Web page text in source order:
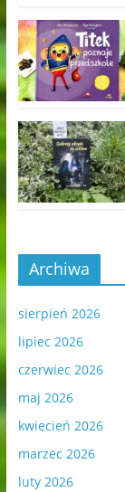
Archiwa
sierpień 2026
lipiec 2026
czerwiec 2026
maj 2026
kwiecień 2026
marzec 2026
luty 2026